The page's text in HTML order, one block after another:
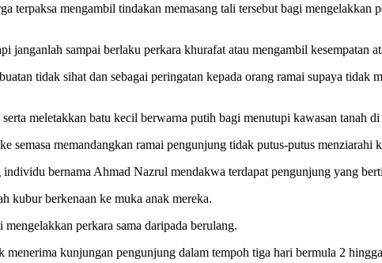
mengambil tindakan memasang tali tersebut bagi mengelakkan
janganlah sampai berlaku perkara khurafat atau mengambil kesempatan
tidak sihat dan sebagai peringatan kepada orang ramai supaya
meletakkan batu kecil berwarna putih bagi menutupi kawasan tanah
semasa memandangkan ramai pengunjung tidak putus-putus menziarahi
individu bernama Ahmad Nazrul mendakwa terdapat pengunjung yang
kubur berkenaan ke muka anak mereka.
perkara sama daripada berulang.
kunjungan pengunjung dalam tempoh tiga hari bermula 2